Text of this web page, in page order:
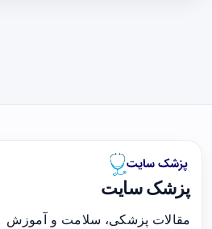
پزشک سایت
مقالات پزشکی، سلامت و آموزش